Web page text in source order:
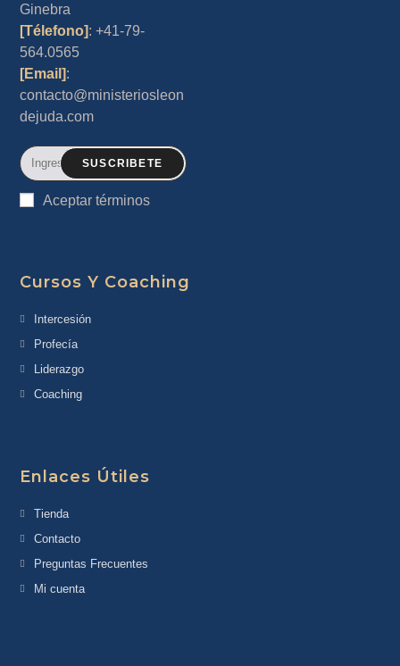
Ginebra
[Télefono]: +41-79-
564.0565
[Email]:
contacto@ministeriosleon
dejuda.com
SUSCRIBETE
Aceptar términos
Cursos Y Coaching
Intercesión
Profecía
Liderazgo
Coaching
Enlaces Útiles
Tienda
Contacto
Preguntas Frecuentes
Mi cuenta